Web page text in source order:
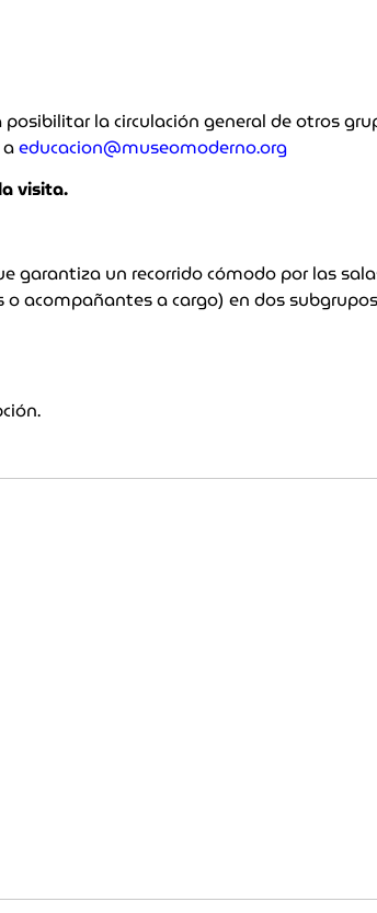
la circulación general de otros
educacion@museomoderno.org
visita.
garantiza un recorrido cómodo por las
acompañantes a cargo) en dos